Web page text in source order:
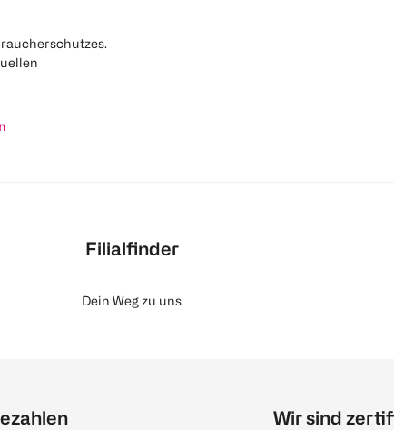
Filialfinder
Dein Weg zu uns
Wir sind